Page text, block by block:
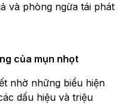
và phòng ngừa tái phát
của mụn nhọt
nhờ những biểu hiện
dấu hiệu và triệu